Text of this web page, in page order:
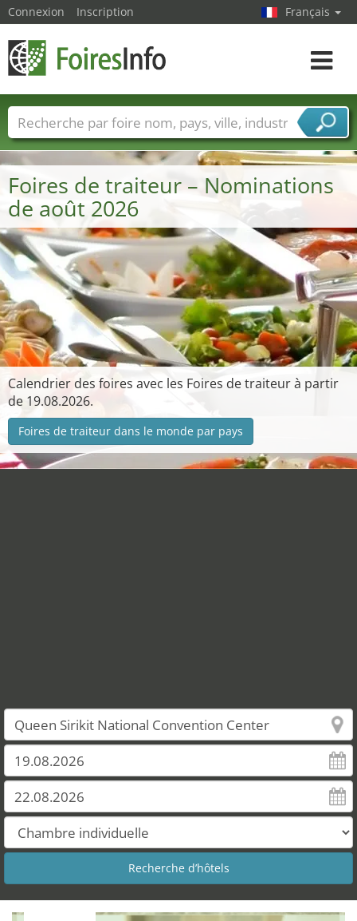
Foires de traiteur – Nominations
de août 2026
Calendrier des foires avec les Foires de traiteur à partir
de 19.08.2026.
Foires de traiteur dans le monde par pays
Connexion Inscription Français
Toggle
Foire noms Pays Villes
Secteurs de foire
Secteurs du fournisseur de services